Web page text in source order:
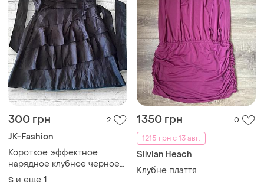
300 грн 2
JK-Fashion
Короткое эффектное
нарядное клубное черное
платье jk2
S
1350 грн
0
1215 грн с 13 авг.
Silvian Heach
Клубне плаття